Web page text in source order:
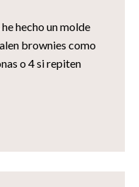
hecho un molde
brownies como
o 4 si repiten